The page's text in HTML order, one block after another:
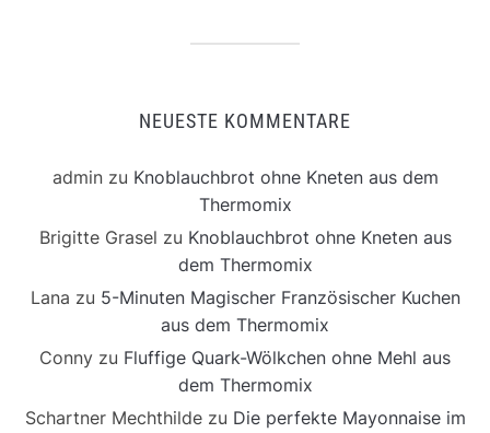
NEUESTE KOMMENTARE
adminzu Knoblauchbrot ohne Kneten aus dem
Thermomix
Brigitte Grasel zu Knoblauchbrot ohne Kneten aus
dem Thermomix
Lana zu 5-Minuten Magischer Französischer Kuchen
aus dem Thermomix
Conny zu Fluffige Quark-Wölkchen ohne Mehl aus
dem Thermomix
Schartner Mechthildezu Die perfekte Mayonnaise im